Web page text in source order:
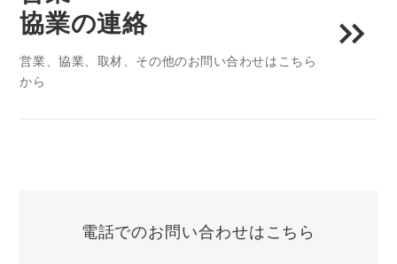
協業の連絡
営業、協業、取材、その他のお問い合わせはこちら
から
電話でのお問い合わせはこちら